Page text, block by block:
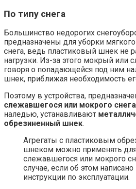
По типу снега
Большинство недорогих
предназначены для уборки
снега, ведь пластиковый шнек не
нагрузки. Из-за этого мокрый или
говоря о попадающейся под ним
шнек, приближая необходимость
Поэтому в устройства,
слежавшегося или мокрого снега
наледью, устанавливают
обрезиненный шнек.
Агрегаты с пластиковым
шнеком можно применять
слежавшегося или мокрого
случае, если об этом
инструкции по эксплуатации.